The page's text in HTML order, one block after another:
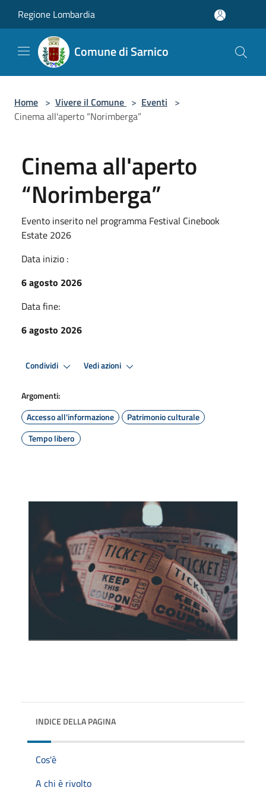
Regione Lombardia
Comune di Sarnico
Home > Vivere il Comune > Eventi >
Cinema all'aperto “Norimberga”
Cinema all'aperto
“Norimberga”
Evento inserito nel programma Festival Cinebook
Estate 2026
Data inizio :
6 agosto 2026
Data fine:
6 agosto 2026
Condividi Vedi azioni
Argomenti:
Accesso all'informazione
Patrimonio culturale
Tempo libero
INDICE DELLA PAGINA
Cos'è
A chi è rivolto